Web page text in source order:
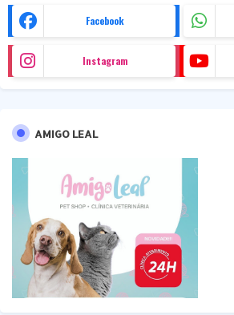
Facebook
Instagram
AMIGO LEAL